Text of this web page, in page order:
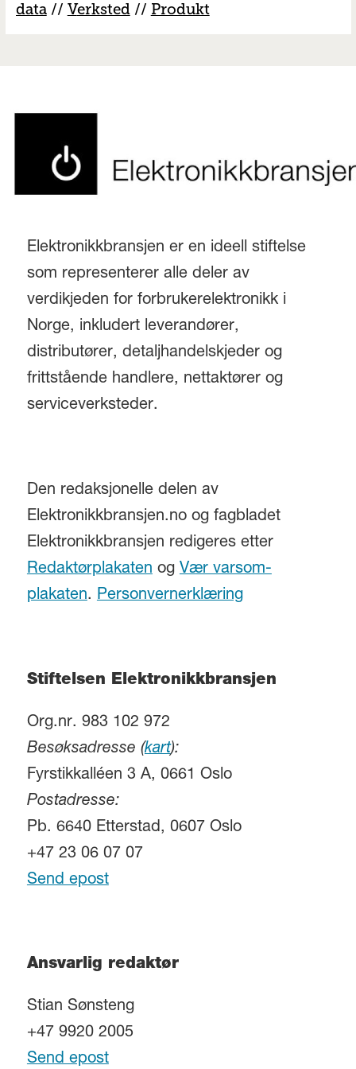
data// Verksted// Produkt
Elektronikkbransjen er en ideell stiftelse
som representerer alle deler av
verdikjeden for forbrukerelektronikk i
Norge, inkludert leverandører,
distributører, detaljhandelskjeder og
frittstående handlere, nettaktører og
serviceverksteder.
Den redaksjonelle delen av
Elektronikkbransjen.no og fagbladet
Elektronikkbransjen redigeres etter
Redaktørplakaten og Vær varsom-
plakaten. Personvernerklæring
Stiftelsen Elektronikkbransjen
Org.nr. 983 102 972
Besøksadresse (kart):
Fyrstikkalléen 3 A, 0661 Oslo
Postadresse:
Pb. 6640 Etterstad, 0607 Oslo
+47 23 06 07 07
Send epost
Ansvarlig redaktør
Stian Sønsteng
+47 9920 2005
Send epost